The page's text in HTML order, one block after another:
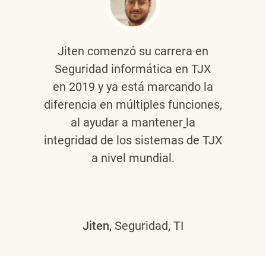
Jiten comenzó su carrera en
Seguridad informática en TJX
en 2019 y ya está marcando la
diferencia en múltiples funciones,
al ayudar a mantener la
integridad de los sistemas de TJX
a nivel mundial.
Jiten, Seguridad, TI